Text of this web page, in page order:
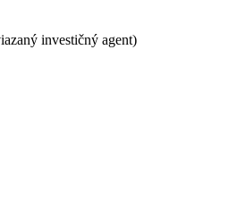
investičný agent)